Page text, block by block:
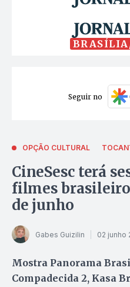
Seguir no
OPÇÃO CULTURAL
CineSesc terá
filmes
de junho
Gabes Guizilin 02 junho
Mostra Panorama
Compadecida 2, Kasa